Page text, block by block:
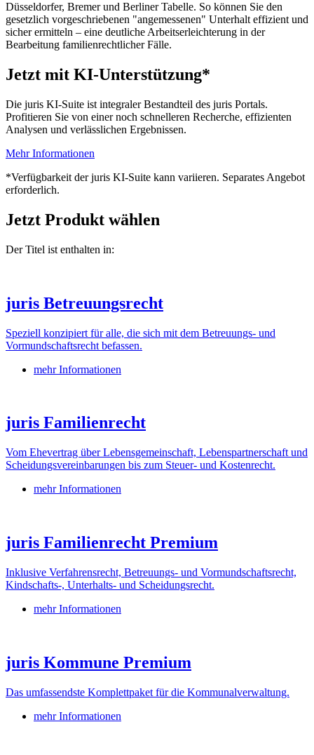
Düsseldorfer, Bremer und Berliner Tabelle. So können Sie den
gesetzlich vorgeschriebenen "angemessenen" Unterhalt effizient und
sicher ermitteln – eine deutliche Arbeitserleichterung in der
Bearbeitung familienrechtlicher Fälle.
Jetzt mit KI-Unterstützung*
Die juris KI-Suite ist integraler Bestandteil des juris Portals.
Profitieren Sie von einer noch schnelleren Recherche, effizienten
Analysen und verlässlichen Ergebnissen.
Mehr Informationen
*Verfügbarkeit der juris KI-Suite kann variieren. Separates Angebot
erforderlich.
Jetzt Produkt wählen
Der Titel ist enthalten in:
juris Betreuungsrecht
Speziell konzipiert für alle, die sich mit dem Betreuungs- und
Vormundschaftsrecht befassen.
mehr Informationen
juris Familienrecht
Vom Ehevertrag über Lebensgemeinschaft, Lebenspartnerschaft und
Scheidungsvereinbarungen bis zum Steuer- und Kostenrecht.
mehr Informationen
juris Familienrecht Premium
Inklusive Verfahrensrecht, Betreuungs- und Vormundschaftsrecht,
Kindschafts-, Unterhalts- und Scheidungsrecht.
mehr Informationen
juris Kommune Premium
Das umfassendste Komplettpaket für die Kommunalverwaltung.
mehr Informationen